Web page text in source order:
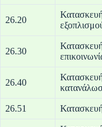
26.20
26.30
26.40
26.51